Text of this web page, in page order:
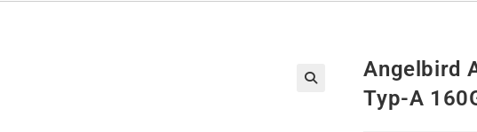
Angelbird
Typ-A